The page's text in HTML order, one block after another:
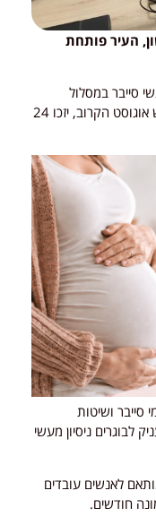
העיר פותחת
סייבר במסלול
מקצועי הכולל הכשרה, תרגול מעשי והשמה. בעקבות הצלחת הקורס הראשון, שיסתיים בחודש אוגוסט הקרוב, יזכו 24
ושיטות
ניסיון מעשי
לאנשים עובדים
חודשים.